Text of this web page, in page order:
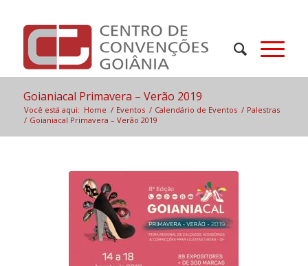
Goianiacal Primavera – Verão 2019
Você está aqui: Home / Eventos / Calendário de Eventos / Palestras
/ Goianiacal Primavera – Verão 2019